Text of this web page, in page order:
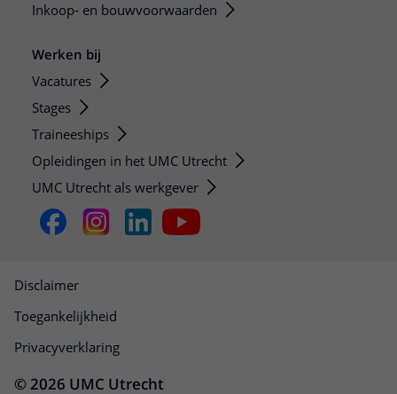
Inkoop- en bouwvoorwaarden
Werken bij
Vacatures
Stages
Traineeships
Opleidingen in het UMC Utrecht
UMC Utrecht als werkgever
© 2026 UMC Utrecht
Disclaimer
Toegankelijkheid
Privacyverklaring